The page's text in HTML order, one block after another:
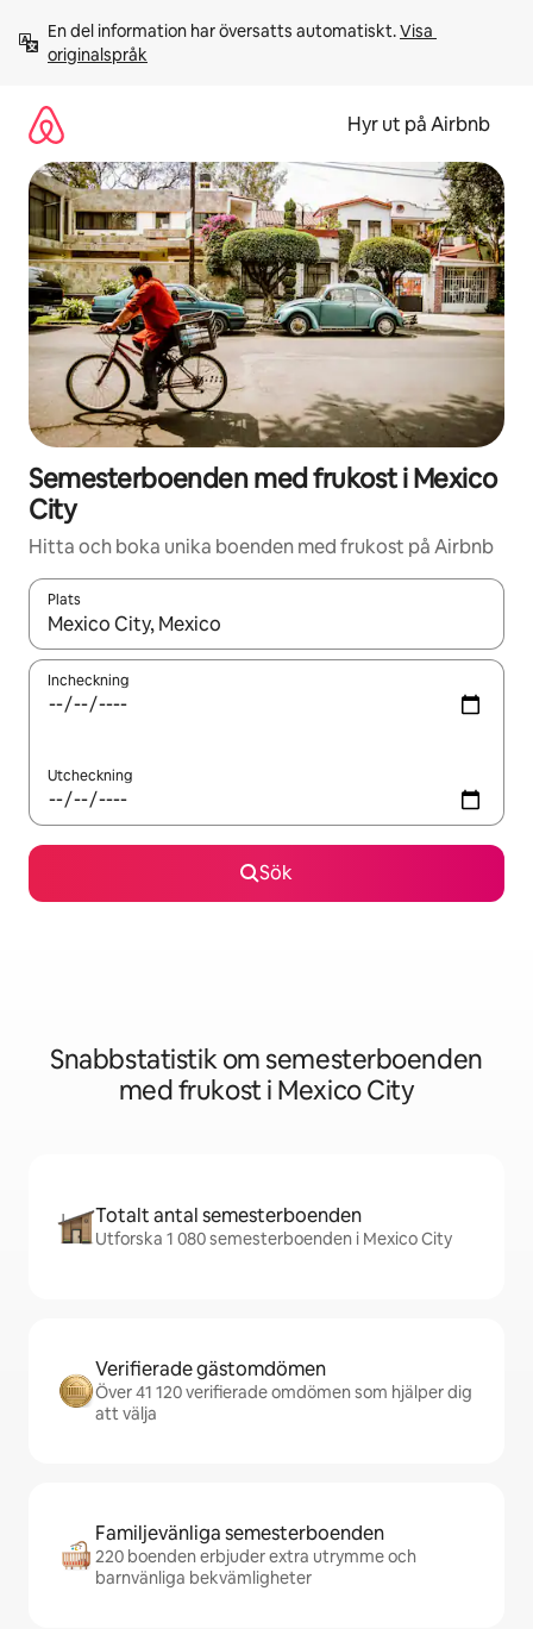
innehåll
En del information har översatts automatiskt. Visa
originalspråk
Hyr ut på Airbnb
Semesterboenden med frukost i Mexico
City
Hitta och boka unika boenden med frukost på Airbnb
Plats
När resultaten är tillgängliga kan du navigera med upp- och
Incheckning
Utcheckning
Sök
Snabbstatistik om semesterboenden
med frukost i Mexico City
Totalt antal semesterboenden
Utforska 1 080 semesterboenden i Mexico City
Verifierade gästomdömen
Över 41 120 verifierade omdömen som hjälper dig
att välja
Familjevänliga semesterboenden
220 boenden erbjuder extra utrymme och
barnvänliga bekvämligheter